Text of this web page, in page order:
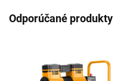
Odporúčané produkty